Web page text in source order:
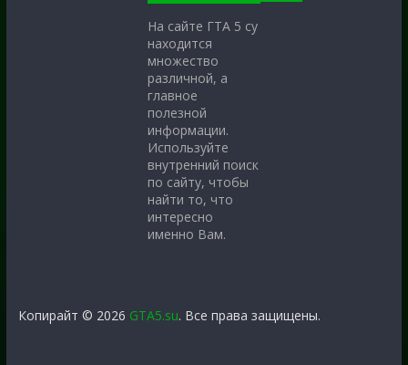
На сайте ГТА 5 су
находится
множество
различной, а
главное
полезной
информации.
Используйте
внутренний поиск
по сайту, чтобы
найти то, что
интересно
именно Вам.
Копирайт © 2026 GTA5.su. Все права защищены.